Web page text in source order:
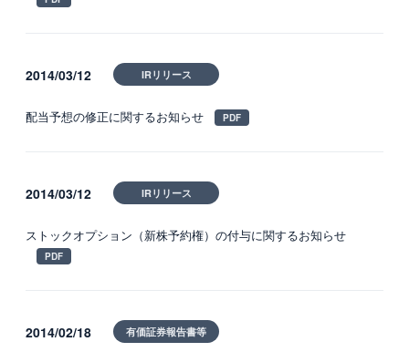
2014/03/12 IRリリース
配当予想の修正に関するお知らせ
2014/03/12 IRリリース
ストックオプション（新株予約権）の付与に関するお知らせ
2014/02/18 有価証券報告書等